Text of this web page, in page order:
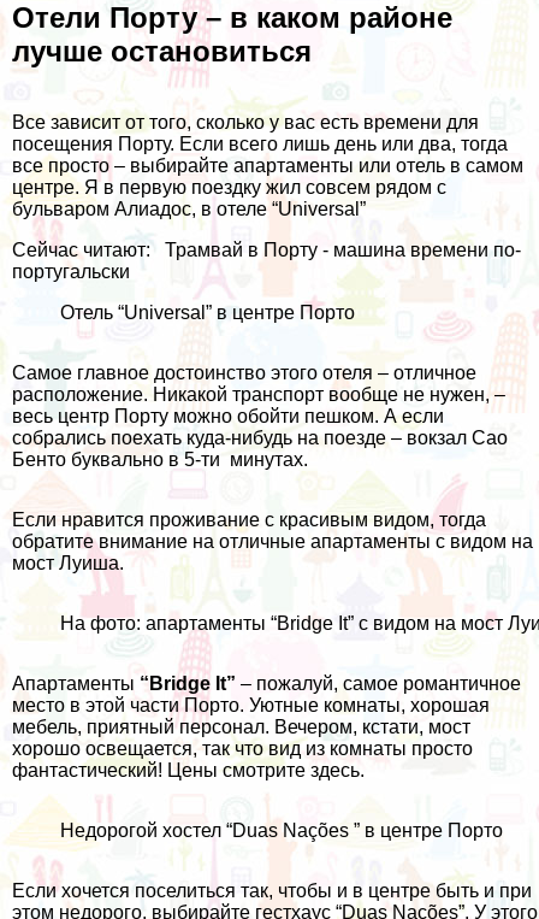
Отели Порту – в каком районе
лучше остановиться
Все зависит от того, сколько у вас есть времени для
посещения Порту. Если всего лишь день или два, тогда
все просто – выбирайте апартаменты или отель в самом
центре. Я в первую поездку жил совсем рядом с
бульваром Алиадос, в отеле “Universal”
Сейчас читают:
Трамвай в Порту - машина времени по-
португальски
Отель “Universal” в центре Порто
Самое главное достоинство этого отеля – отличное
расположение. Никакой транспорт вообще не нужен, –
весь центр Порту можно обойти пешком. А если
собрались поехать куда-нибудь на поезде – вокзал Сао
Бенто буквально в 5-ти минутах.
Если нравится проживание с красивым видом, тогда
обратите внимание на отличные апартаменты с видом на
мост Луиша.
На фото: апартаменты “Bridge It” с видом на мост
Апартаменты “Bridge It” – пожалуй, самое романтичное
место в этой части Порто. Уютные комнаты, хорошая
мебель, приятный персонал. Вечером, кстати, мост
хорошо освещается, так что вид из комнаты просто
фантастический! Цены смотрите здесь.
Недорогой хостел “Duas Nações ” в центре Порто
Если хочется поселиться так, чтобы и в центре быть и при
этом недорого, выбирайте гестхаус “Duas Nações”. У этого